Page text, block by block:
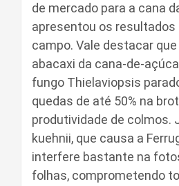
de mercado para a cana
apresentou os resultados
campo. Vale destacar
abacaxi da cana-de-
fungo Thielaviopsis
quedas de até 50% na
produtividade de colmos.
kuehnii, que causa a
interfere bastante na
folhas, comprometendo